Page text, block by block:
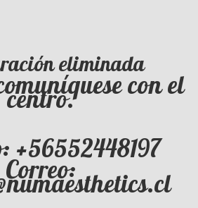
eliminada
con el
centro.
+56552448197
Correo: